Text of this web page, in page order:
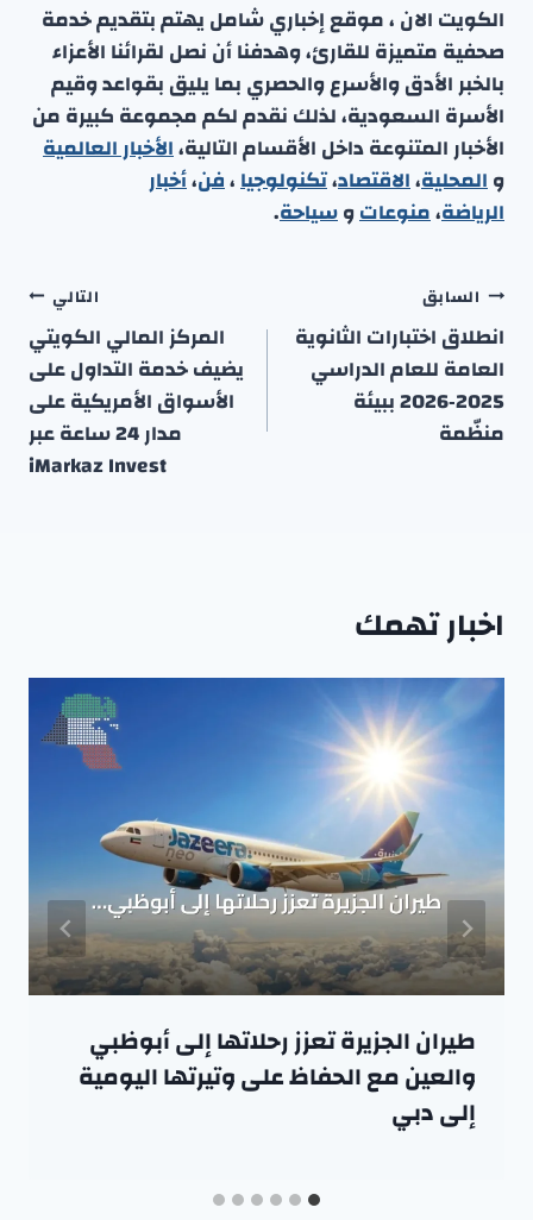
الكويت الان ، موقع إخباري شامل يهتم بتقديم خدمة
صحفية متميزة للقارئ، وهدفنا أن نصل لقرائنا الأعزاء
بالخبر الأدق والأسرع والحصري بما يليق بقواعد وقيم
الأسرة السعودية، لذلك نقدم لكم مجموعة كبيرة من
الأخبار المتنوعة داخل الأقسام التالية،الأخبار العالمية
والمحلية،الاقتصاد،تكنولوجيا،فن،أخبار
الرياضة،منوعاتوسياحة.
تصفّح
المقالات
السابق
انطلاق اختبارات الثانوية
العامة للعام الدراسي
2025‑2026 ببيئة
منظّمة
التالي
المركز المالي الكويتي
يضيف خدمة التداول على
الأسواق الأمريكية على
مدار 24 ساعة عبر
iMarkaz Invest
اخبار تهمك
طيران الجزيرة تعزز رحلاتها إلى أبوظبي
والعين مع الحفاظ على وتيرتها اليومية
إلى دبي